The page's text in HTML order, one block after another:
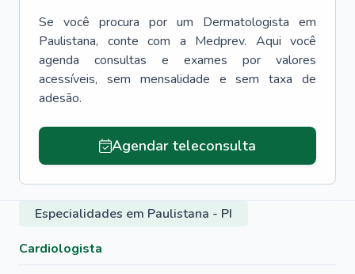
Se você procura por um Dermatologista em
Paulistana, conte com a Medprev. Aqui você
agenda consultas e exames por valores
acessíveis, sem mensalidade e sem taxa de
adesão.
Agendar teleconsulta
Especialidades em Paulistana - PI
Cardiologista